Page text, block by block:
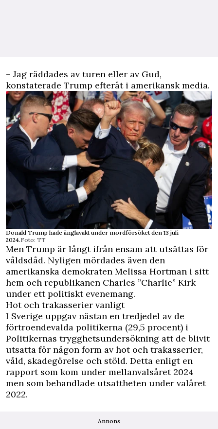
– Jag räddades av turen eller av Gud,
konstaterade Trump efteråt i amerikansk media.
Donald Trump hade änglavakt under mordförsöket den 13 juli
2024.Foto: TT
Men Trump är långt ifrån ensam att utsättas för
våldsdåd. Nyligen mördades även den
amerikanska demokraten Melissa Hortman i sitt
hem och republikanen Charles ”Charlie” Kirk
under ett politiskt evenemang.
Hot och trakasserier vanligt
I Sverige uppgav nästan en tredjedel av de
förtroendevalda politikerna (29,5 procent) i
Politikernas trygghetsundersökning att de blivit
utsatta för någon form av hot och trakasserier,
våld, skadegörelse och stöld. Detta enligt en
rapport som kom under mellanvalsåret 2024
men som behandlade utsattheten under valåret
2022.
Annons